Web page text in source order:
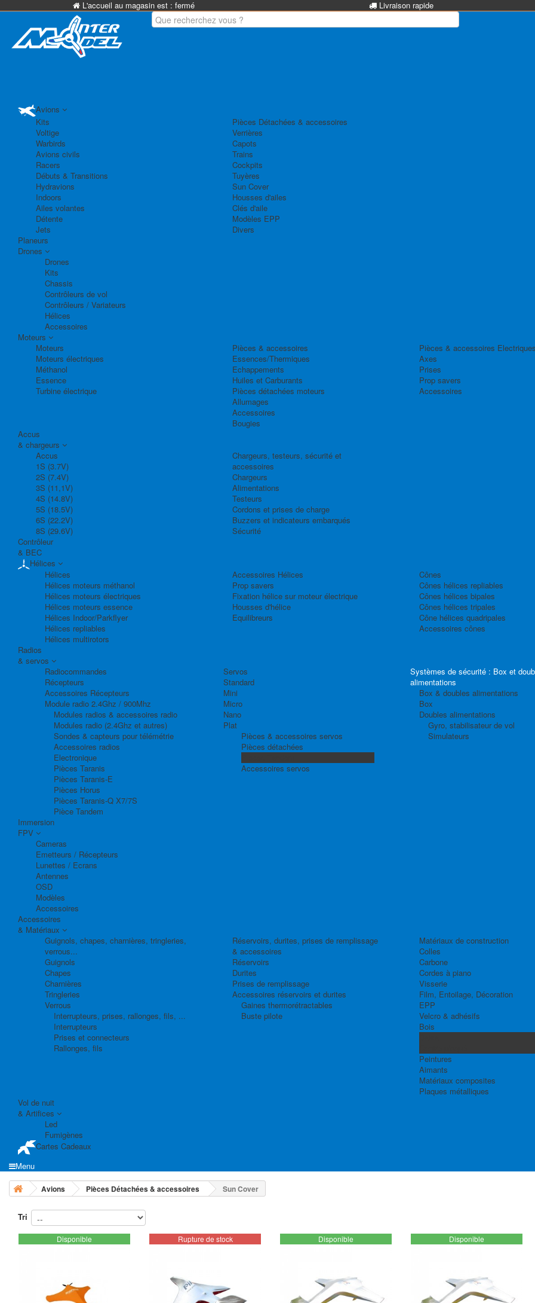
L'accueil au magasin est : fermé Livraison rapide
Avions
Kits
Voltige
Warbirds
Avions civils
Racers
Débuts & Transitions
Hydravions
Indoors
Ailes volantes
Détente
Jets
Pièces Détachées & accessoires
Verrières
Capots
Trains
Cockpits
Tuyères
Sun Cover
Housses d'ailes
Clés d'aile
Modèles EPP
Divers
Planeurs
Drones
Drones
Kits
Chassis
Contrôleurs de vol
Contrôleurs / Variateurs
Hélices
Accessoires
Moteurs
Moteurs
Moteurs électriques
Méthanol
Essence
Turbine électrique
Pièces & accessoires
Essences/Thermiques
Echappements
Huiles et Carburants
Pièces détachées moteurs
Allumages
Accessoires
Bougies
Pièces & accessoires
Axes
Prises
Prop savers
Accessoires
Accus
& chargeurs
Accus
1S (3.7V)
2S (7.4V)
3S (11,1V)
4S (14.8V)
5S (18.5V)
6S (22.2V)
8S (29.6V)
Chargeurs, testeurs, sécurité et
accessoires
Chargeurs
Alimentations
Testeurs
Cordons et prises de charge
Buzzers et indicateurs embarqués
Sécurité
Contrôleur
& BEC
Hélices
Hélices
Hélices moteurs méthanol
Hélices moteurs électriques
Hélices moteurs essence
Hélices Indoor/Parkflyer
Hélices repliables
Hélices multirotors
Accessoires Hélices
Prop savers
Fixation hélice sur moteur électrique
Housses d'hélice
Equilibreurs
Cônes
Cônes hélices repliables
Cônes hélices bipales
Cônes hélices tripales
Cône hélices quadripales
Accessoires cônes
Radios
& servos
Radiocommandes
Récepteurs
Accessoires Récepteurs
Module radio 2.4Ghz / 900Mhz
Modules radios & accessoires radio
Modules radio (2.4Ghz et autres)
Sondes & capteurs pour télémétrie
Accessoires radios
Electronique
Pièces Taranis
Pièces Taranis-E
Pièces Horus
Pièces Taranis-Q X7/7S
Pièce Tandem
Servos
Standard
Mini
Micro
Nano
Plat
Pièces & accessoires servos
Pièces détachées
Accessoires servos
Systèmes de sécurité : Box et
alimentations
Box & doubles alimentations
Box
Doubles alimentations
Gyro, stabilisateur de vol
Simulateurs
Immersion
FPV
Cameras
Emetteurs / Récepteurs
Lunettes / Ecrans
Antennes
OSD
Modèles
Accessoires
Accessoires
& Matériaux
Guignols, chapes, charnières, tringleries,
verrous...
Guignols
Chapes
Charnières
Tringleries
Verrous
Interrupteurs, prises, rallonges, fils, ...
Interrupteurs
Prises et connecteurs
Rallonges, fils
Réservoirs, durites, prises de remplissage
& accessoires
Réservoirs
Durites
Prises de remplissage
Accessoires réservoirs et durites
Gaines thermorétractables
Buste pilote
Matériaux de construction
Colles
Carbone
Cordes à piano
Visserie
Film, Entoilage, Décoration
EPP
Velcro & adhésifs
Bois
Peintures
Aimants
Matériaux composites
Plaques métalliques
Vol de nuit
& Artifices
Led
Fumigènes
Cartes Cadeaux
Menu
Avions Pièces Détachées & accessoires Sun Cover
Tri
Disponible Rupture de stock Disponible Disponible